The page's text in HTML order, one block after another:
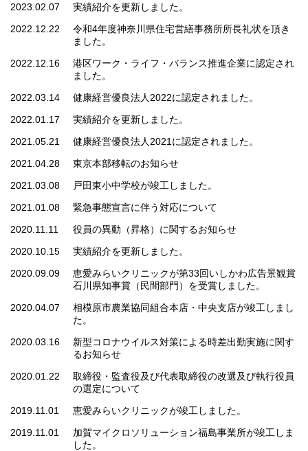
2023.02.07
実績紹介を更新しました。
2022.12.22
令和4年度神奈川県住宅営繕事務所所長礼状を頂き
ました。
2022.12.16
港区ワーク・ライフ・バランス推進企業に認定され
ました。
2022.03.14
健康経営優良法人2022に認定されました。
2022.01.17
実績紹介を更新しました。
2021.05.21
健康経営優良法人2021に認定されました。
2021.04.28
東京本部移転のお知らせ
2021.03.08
戸田東小中学校が竣工しました。
2021.01.08
緊急事態宣言に伴う対応について
2020.11.11
役員の異動（昇格）に関するお知らせ
2020.10.15
実績紹介を更新しました。
2020.09.09
恵愛みらいクリニックが第33回いしかわ広告景観賞
石川県知事賞（民間部門）を受賞しました。
2020.04.07
相模原市農業協同組合本店・中央支店が竣工しまし
た。
2020.03.16
新型コロナウイルス対策による時差出勤実施に関す
るお知らせ
2020.01.22
取締役・監査役及び代表取締役の改選及び執行役員
の選定について
2019.11.01
恵愛みらいクリニックが竣工しました。
2019.11.01
加賀マイクロソリューション福島事業所が竣工しま
した。